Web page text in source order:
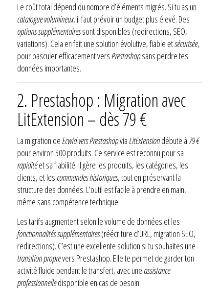
Le coût total dépend du nombre d’éléments migrés. Si tu as un
catalogue volumineux, il faut prévoir un budget plus élevé. Des
options supplémentairessont disponibles (redirections, SEO,
variations). Cela en fait une solution évolutive, fiable etsécurisée,
pour basculer efficacement versPrestashopsans perdre tes
données importantes.
2. Prestashop : Migration avec
LitExtension – dès 79 €
La migration deEcwid vers PrestashopviaLitExtensiondébute à 79 €
pour environ 500 produits. Ce service est reconnu pour sa
rapiditéet sa fiabilité. Il gère les produits, les catégories, les
clients, et les commandes historiques, tout en préservant la
structure des données. L’outil est facile à prendre en main,
même sans compétence technique.
Les tarifs augmentent selon le volume de données et les
fonctionnalités supplémentaires(réécriture d’URL, migration SEO,
redirections). C’est une excellente solution si tu souhaites une
transition proprevers Prestashop. Elle te permet de garder ton
activité fluide pendant le transfert, avec une assistance
professionnelledisponible en cas de besoin.